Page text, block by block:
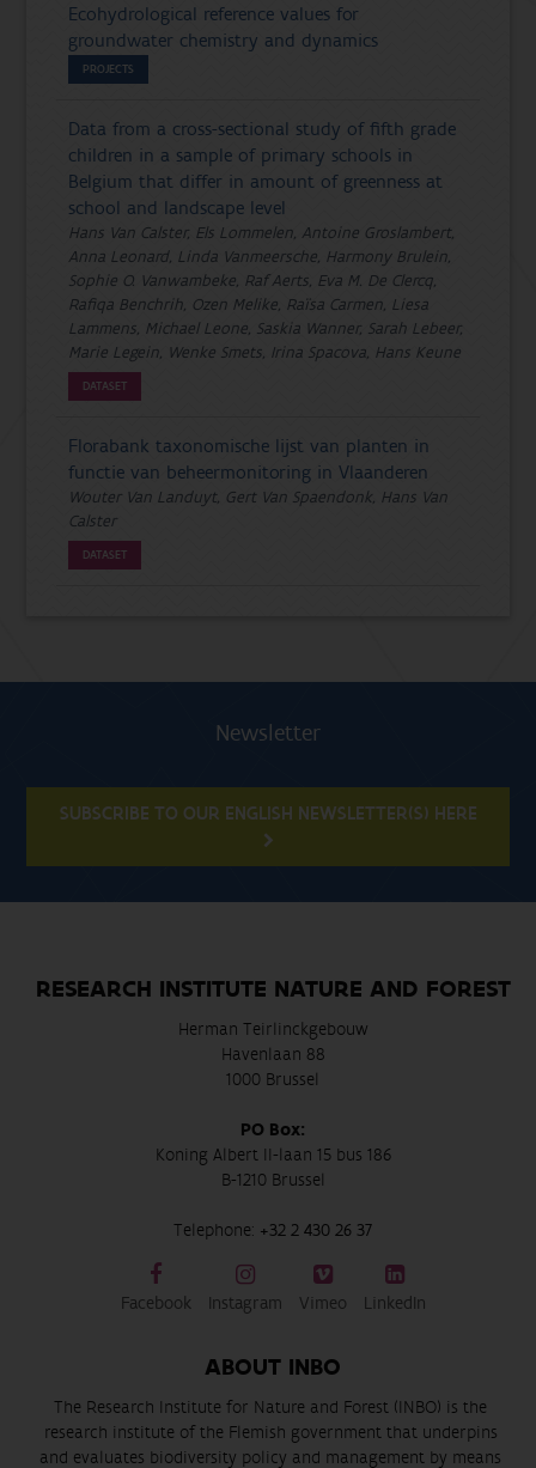
Ecohydrological reference values for
groundwater chemistry and dynamics
PROJECTS
Data from a cross-sectional study of fifth grade
children in a sample of primary schools in
Belgium that differ in amount of greenness at
school and landscape level
Hans Van Calster, Els Lommelen, Antoine Groslambert,
Anna Leonard, Linda Vanmeersche, Harmony Brulein,
Sophie O. Vanwambeke, Raf Aerts, Eva M. De Clercq,
Rafiqa Benchrih, Ozen Melike, Raïsa Carmen, Liesa
Lammens, Michael Leone, Saskia Wanner, Sarah Lebeer,
Marie Legein, Wenke Smets, Irina Spacova, Hans Keune
DATASET
Florabank taxonomische lijst van planten in
functie van beheermonitoring in Vlaanderen
Wouter Van Landuyt, Gert Van Spaendonk, Hans Van
Calster
DATASET
Newsletter
SUBSCRIBE TO OUR ENGLISH NEWSLETTER(S) HERE
RESEARCH INSTITUTE NATURE AND FOREST
Herman Teirlinckgebouw
Havenlaan 88
1000 Brussel
PO Box:
Koning Albert II-laan 15 bus 186
B-1210 Brussel
Telephone: +32 2 430 26 37
Facebook Instagram Vimeo LinkedIn
ABOUT INBO
The Research Institute for Nature and Forest (INBO) is the
research institute of the Flemish government that underpins
and evaluates biodiversity policy and management by means